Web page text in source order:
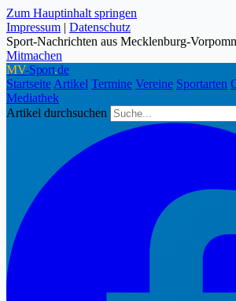
Zum Hauptinhalt springen
Impressum | Datenschutz
Sport-Nachrichten aus Mecklenburg-
Mitmachen
MV-Sport.de
Startseite Artikel Termine Vereine Sportarten
Mediathek
Artikel durchsuchen